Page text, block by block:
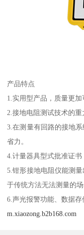
产品特点
1.实用型产品，质量更加
2.接地电阻测试技术的重
3.在测量有回路的接地
省力。
4.计量器具型式批准证书
5.钳形接地电阻仪能测
于传统方法无法测量的场
6.声光报警功能、数据存
m.xiaozong.b2b168.com